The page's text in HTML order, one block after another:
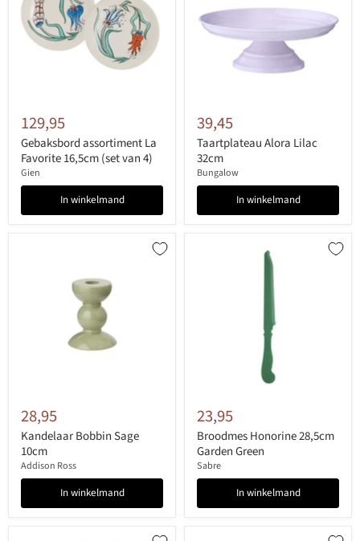
129,95
Gebaksbord assortiment La
Favorite 16,5cm (set van 4)
Gien
In winkelmand
39,45
Taartplateau Alora Lilac
32cm
Bungalow
In winkelmand
28,95
Kandelaar Bobbin Sage
10cm
Addison Ross
In winkelmand
23,95
Broodmes Honorine 28,5cm
Garden Green
Sabre
In winkelmand